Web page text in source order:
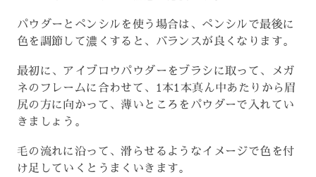
パウダーとペンシルを使う場合は、ペンシルで最後に
色を調節して濃くすると、バランスが良くなります。
最初に、アイブロウパウダーをブラシに取って、メガ
ネのフレームに合わせて、1本1本真ん中あたりから眉
尻の方に向かって、薄いところをパウダーで入れてい
きましょう。
毛の流れに沿って、滑らせるようなイメージで色を付
け足していくとうまくいきます。